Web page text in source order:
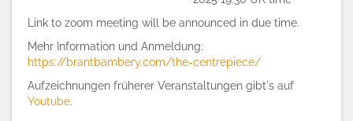
Link to zoom meeting will be announced in due time.
Mehr Information und Anmeldung:
https://brantbambery.com/the-centrepiece/
Aufzeichnungen früherer Veranstaltungen gibt's auf
Youtube.